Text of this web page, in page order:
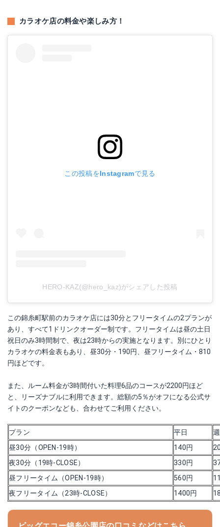
カラオケ店の料金や楽しみ方！
この投稿をInstagramで見る
HERO-KAZ(@hero_kaz)がシェアした投稿
この錦糸町駅前のカラオケ店には30分とフリータイムの2プランが
あり、すべて1ドリンクオーダー制です。フリータイムは昼の土日
祝日のみ3時間制で、夜は23時からの実施となります。別にひとり
カラオケの料金表もあり、昼30分・190円、昼フリータイム・810
円ほどです。
また、ルーム料金が3時間付いた料理6品のコースが2200円ほど
と、リーズナブルに利用できます。総額の5％がオフになる公式サ
イトのクーポンなども、合わせてご利用ください。
プラン 平日
昼30分（OPEN‐19時）
140円
夜30分（19時-CLOSE）
330円
昼フリータイム（OPEN‐19時）
560円
夜フリータイム（23時-CLOSE）
1400円